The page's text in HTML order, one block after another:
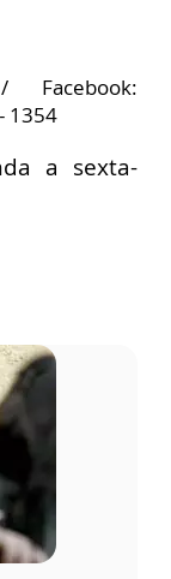
Facebook:
1354
a sexta-